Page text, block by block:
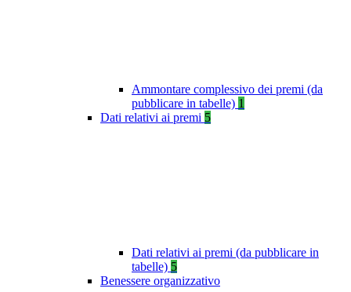
Ammontare complessivo dei premi (da
pubblicare in tabelle) 1
Dati relativi ai premi 5
Dati relativi ai premi (da pubblicare in
tabelle) 5
Benessere organizzativo